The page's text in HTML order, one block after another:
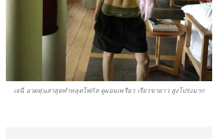
เจนี่ อวดหุ่นล่าสุดทำหลุดโฟกัส ดูผอมเพรียว เรียวขายาว สูงโปร่งมาก